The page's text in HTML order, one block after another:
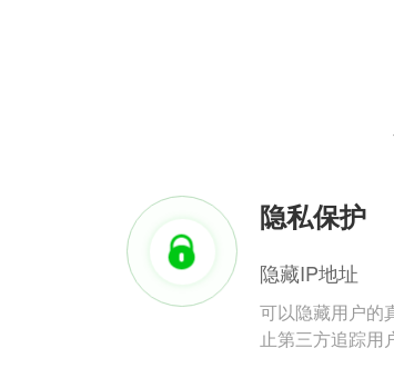
隐私保护
隐藏IP地址
可以隐藏用户的
止第三方追踪用